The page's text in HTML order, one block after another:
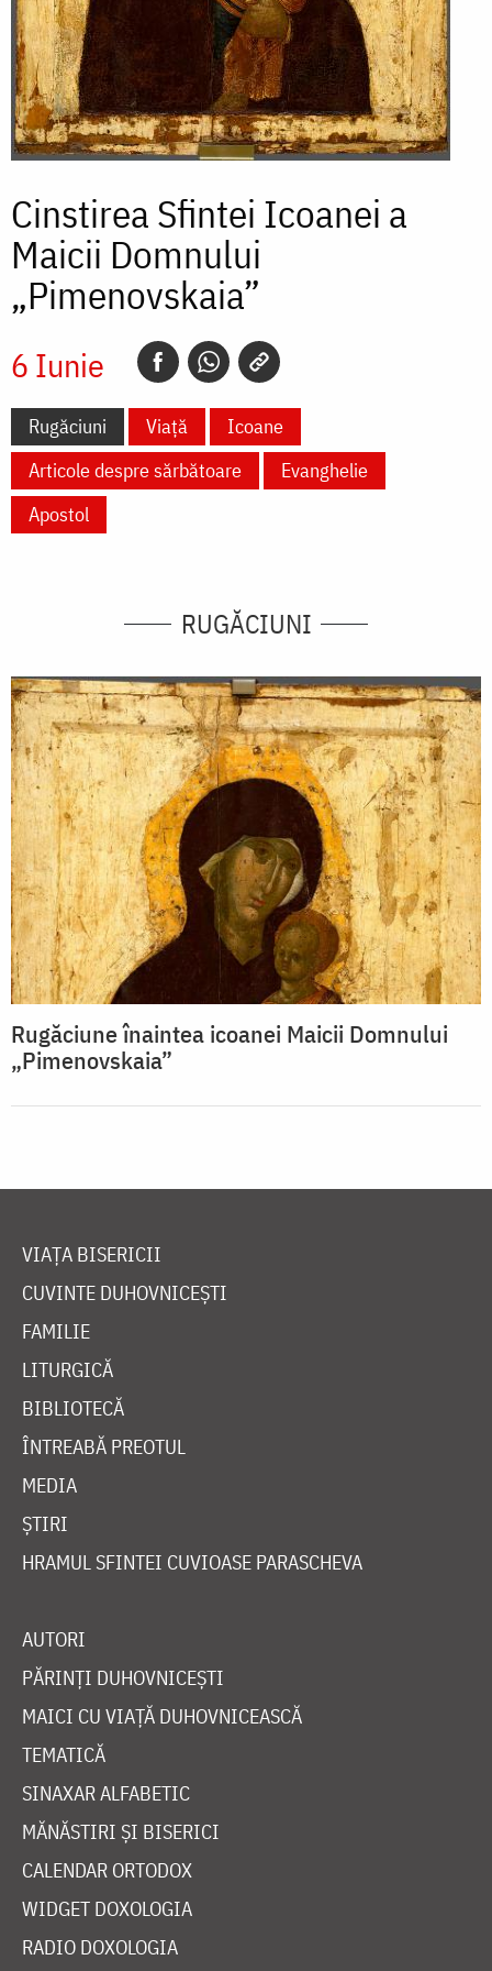
Cinstirea Sfintei Icoanei a
Maicii Domnului
„Pimenovskaia”
6 Iunie
Rugăciuni Viață
Icoane
Articole despre sărbătoare
Evanghelie
Apostol
RUGĂCIUNI
Rugăciune înaintea icoanei Maicii Domnului
„Pimenovskaia”
VIAȚA BISERICII
CUVINTE DUHOVNICEȘTI
FAMILIE
LITURGICĂ
BIBLIOTECĂ
ÎNTREABĂ PREOTUL
MEDIA
ȘTIRI
HRAMUL SFINTEI CUVIOASE PARASCHEVA
AUTORI
PĂRINȚI DUHOVNICEȘTI
MAICI CU VIAȚĂ DUHOVNICEASCĂ
TEMATICĂ
SINAXAR ALFABETIC
MĂNĂSTIRI ȘI BISERICI
CALENDAR ORTODOX
WIDGET DOXOLOGIA
RADIO DOXOLOGIA